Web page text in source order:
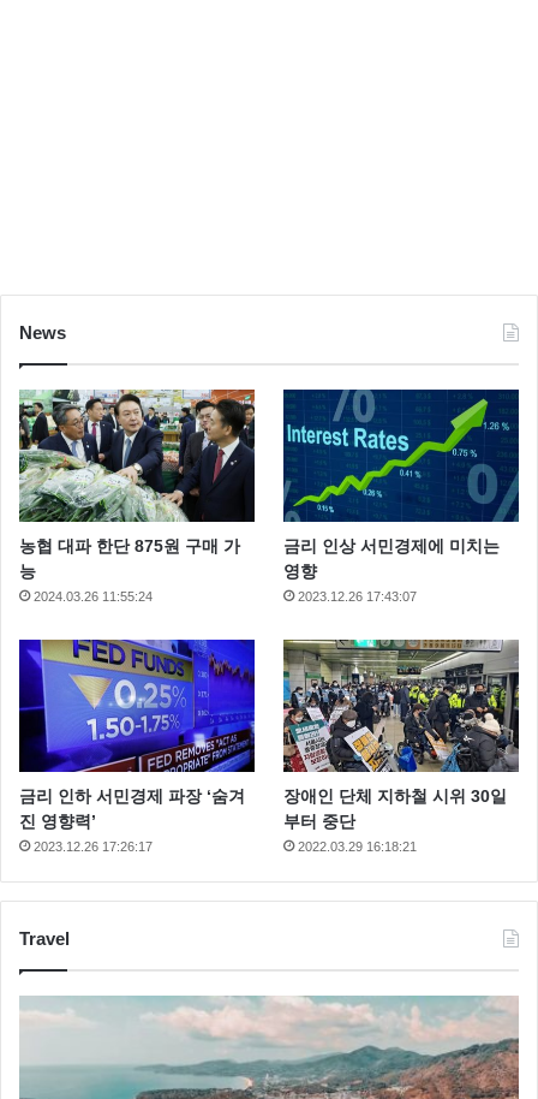
News
농협 대파 한단 875원 구매 가
능
2024.03.26 11:55:24
금리 인상 서민경제에 미치는
영향
2023.12.26 17:43:07
금리 인하 서민경제 파장 ‘숨겨
진 영향력’
2023.12.26 17:26:17
장애인 단체 지하철 시위 30일
부터 중단
2022.03.29 16:18:21
Travel